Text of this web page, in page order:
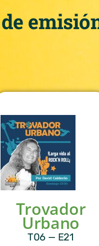
Trovador
Urbano
T06 — E21